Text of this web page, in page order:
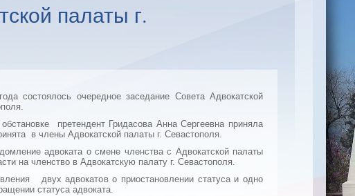
палаты г.
состоялось очередное заседание Совета Адвокатской
претендент Гридасова Анна Сергеевна приняла
в члены Адвокатской палаты г. Севастополя.
адвоката о смене членства с Адвокатской палаты
на членство в Адвокатскую палату г. Севастополя.
двух адвокатов о приостановлении статуса и одно
статуса адвоката.